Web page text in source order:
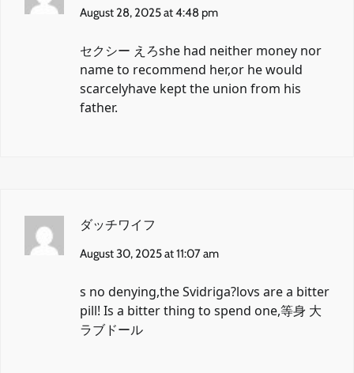
August 28, 2025 at 4:48 pm
セクシー えろshe had neither money nor
name to recommend her,or he would
scarcelyhave kept the union from his
father.
ダッチワイフ
August 30, 2025 at 11:07 am
s no denying,the Svidriga?lovs are a bitter
pill! Is a bitter thing to spend one,等身 大
ラブドール